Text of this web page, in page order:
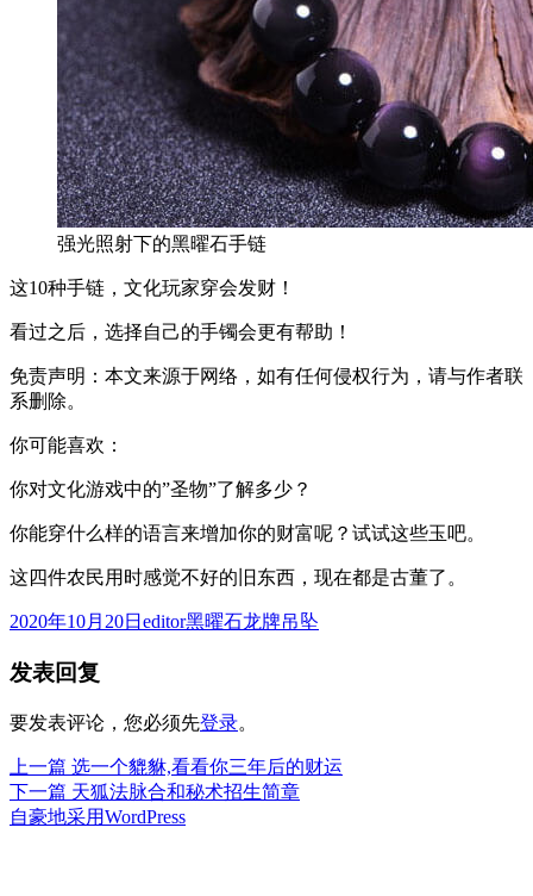
强光照射下的黑曜石手链
这10种手链，文化玩家穿会发财！
看过之后，选择自己的手镯会更有帮助！
免责声明：本文来源于网络，如有任何侵权行为，请与作者联
系删除。
你可能喜欢：
你对文化游戏中的”圣物”了解多少？
你能穿什么样的语言来增加你的财富呢？试试这些玉吧。
这四件农民用时感觉不好的旧东西，现在都是古董了。
发
于
2020年10月20日 作
editor分
黑曜石龙牌吊坠
发表回复
要发表评论，您必须先登录。
文
章
上一篇 上
篇
文
选一个貔貅,看看你三年后的财运
下一篇 下
篇
天狐法脉合和秘术招生简章
自豪地采用WordPress